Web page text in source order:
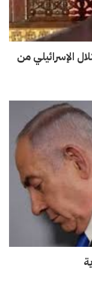
الإسرائيلي من